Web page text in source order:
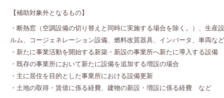
【補助対象外となるもの】
・断熱窓（空調設備の切り替えと同時に実施する場合を除く。）、生
ルム、コージェネレーション設備、燃料改質器具、インバータ、車両な
・新たに事業活動を開始する新築・新設の事業所へ新たに導入する設備
・既存の事業所において新たに設備を追加する増設の場合
・主に居住を目的とした事業所における設備更新
・土地の取得・賃借に係る経費、建物の新設・増設に係る経費 など